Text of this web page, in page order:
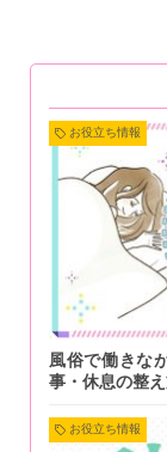
お役立ち情報
風俗で働きな
事・休息の整
お役立ち情報